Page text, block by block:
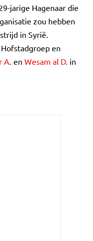
jarige Hagenaar die
zou hebben
in Syrië.
en
A. en Wesam al D. in